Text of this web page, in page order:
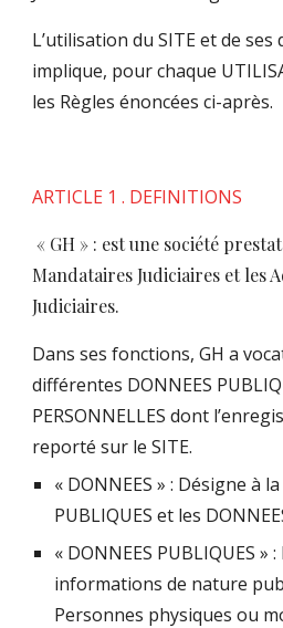
L’utilisation du SITE et de
implique, pour chaque
les Règles énoncées ci-après.
ARTICLE 1 . DEFINITIONS
« GH » : est une société
Mandataires Judiciaires et les
Judiciaires.
Dans ses fonctions, GH a
différentes DONNEES
PERSONNELLES dont
reporté sur le SITE.
« DONNEES » : Désigne à
PUBLIQUES et les
« DONNEES PUBLIQUES »
informations de nature
Personnes physiques ou